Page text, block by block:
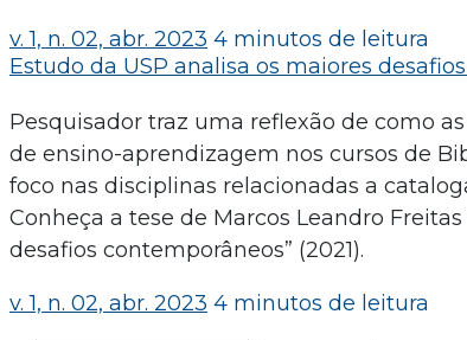
v. 1, n. 02, abr. 2023 4 minutos de leitura
Estudo da USP analisa os maiores
Pesquisador traz uma reflexão de como
de ensino-aprendizagem nos cursos de
foco nas disciplinas relacionadas a
Conheça a tese de Marcos Leandro
desafios contemporâneos” (2021).
v. 1, n. 02, abr. 2023 4 minutos de leitura